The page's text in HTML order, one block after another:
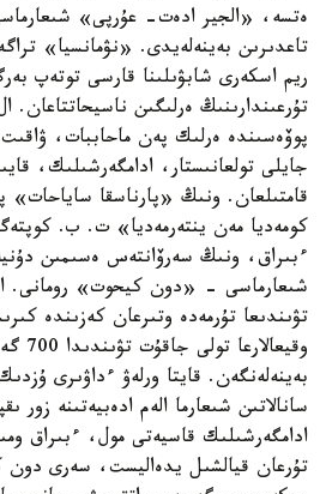
ەتسە، «الجير ادەت- عۇرپى»
تاعدىرىن بەينەلەيدى. «نۋمانسيا»
ريم اسكەرى شابۋىلىنا قارسى توتەپ
تۇرعىندارىنىڭ ەرلىگىن ناسيحاتتاعان.
پوۆەسىندە ەرلىك پەن ماحاببات،
جايلى تولعانىستار، ادامگەرشىلىك،
قامتىلعان. ونىڭ «پارناسقا
كومەديا مەن ينتەرمەديا» ت. ب.
ءبىراق، ونىڭ سەرۆانتەس ەسىمىن
شىعارماسى - «دون كيحوت» رومانى.
تۋىندىعا تۇرمەدە وتىرعان كەزىندە
بەينەلەنگەن. قايتا ورلەۋ ءداۋىرى
سانالاتىن شىعارما الەم ادەبيەتىنە زور
ادامگەرشىلىك قاسيەتى مول، ءبىراق
تۇرعان قيالشىل يدەاليست، سەرى دون